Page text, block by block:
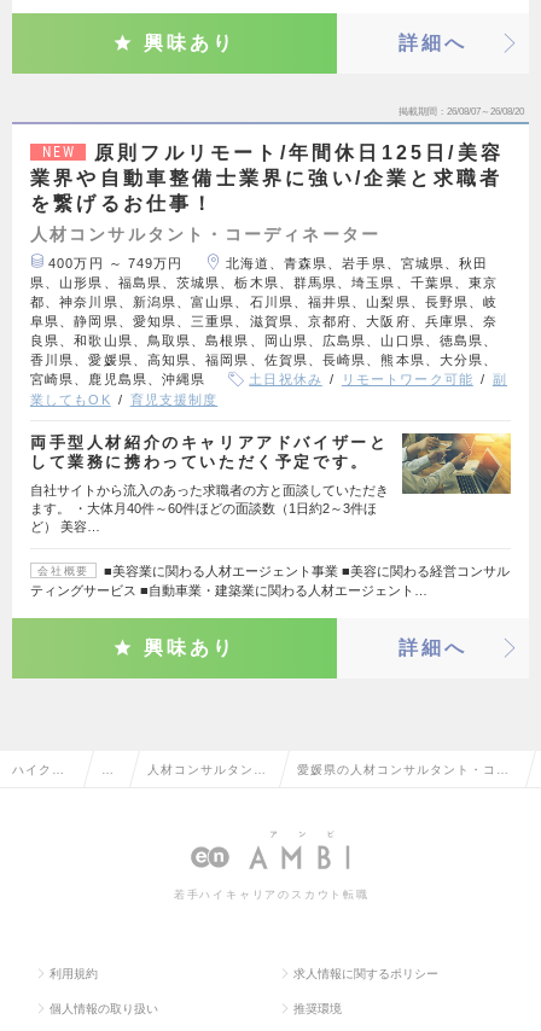
興味あり 詳細へ
掲載期間 26/08/07～26/08/20
NEW
原則フルリモート/年間休日125日/美容
業界や自動車整備士業界に強い/企業と求職者
を繋げるお仕事！
人材コンサルタント・コーディネーター
400万円 ～ 749万円
北海道、青森県、岩手県、宮城県、秋田
県、山形県、福島県、茨城県、栃木県、群馬県、埼玉県、千葉県、東京
都、神奈川県、新潟県、富山県、石川県、福井県、山梨県、長野県、岐
阜県、静岡県、愛知県、三重県、滋賀県、京都府、大阪府、兵庫県、奈
良県、和歌山県、鳥取県、島根県、岡山県、広島県、山口県、徳島県、
香川県、愛媛県、高知県、福岡県、佐賀県、長崎県、熊本県、大分県、
宮崎県、鹿児島県、沖縄県
土日祝休み リモートワーク可能
副
業してもOK
育児支援制度
両手型人材紹介のキャリアアドバイザーと
して業務に携わっていただく予定です。
自社サイトから流入のあった求職者の方と面談していただき
ます。 ・大体月40件～60件ほどの面談数（1日約2～3件ほ
ど） 美容…
会社概要
■美容業に関わる人材エージェント事業 ■美容に関わる経営コンサル
ティングサービス ■自動車業・建築業に関わる人材エージェント…
興味あり 詳細へ
ハイクラ 人材コンサルタン 愛媛県の人材コンサルタント・コー
若手ハイキャリアのスカウト転職
利用規約 求人情報に関するポリシー
個人情報の取り扱い 推奨環境